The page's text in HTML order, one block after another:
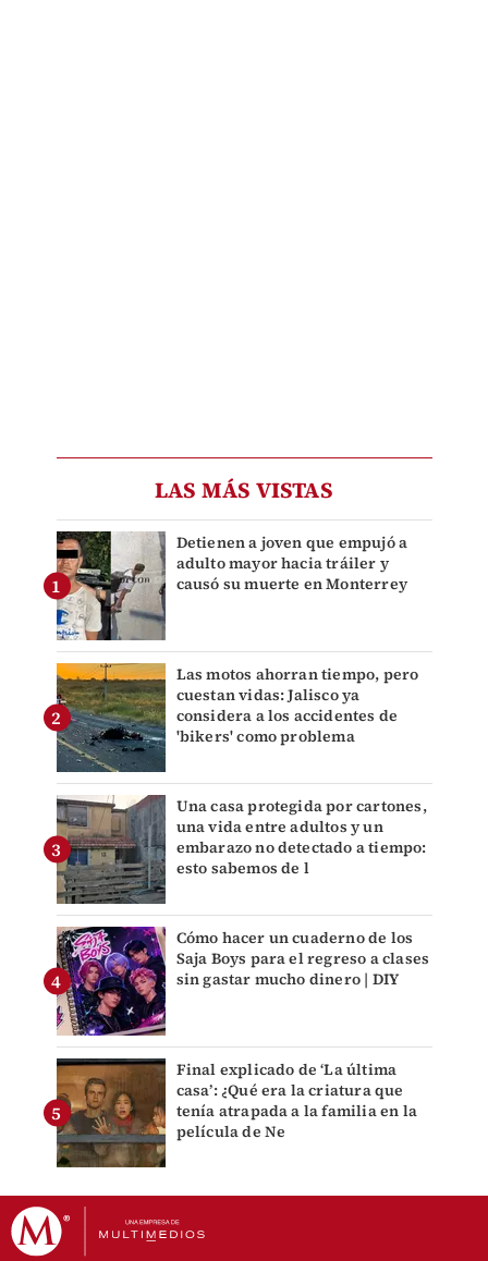
LAS MÁS VISTAS
Detienen a joven que empujó a
adulto mayor hacia tráiler y
causó su muerte en Monterrey
Las motos ahorran tiempo, pero
cuestan vidas: Jalisco ya
considera a los accidentes de
'bikers' como problema
Una casa protegida por cartones,
una vida entre adultos y un
embarazo no detectado a tiempo:
esto sabemos de l
Cómo hacer un cuaderno de los
Saja Boys para el regreso a clases
sin gastar mucho dinero | DIY
Final explicado de ‘La última
casa’: ¿Qué era la criatura que
tenía atrapada a la familia en la
película de Ne